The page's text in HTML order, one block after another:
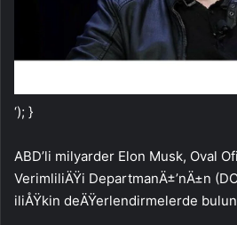
‘); }
ABD’li milyarder Elon Musk, Oval
VerimliliÄŸi DepartmanÄ±’nÄ±n
iliÅŸkin deÄŸerlendirmelerde